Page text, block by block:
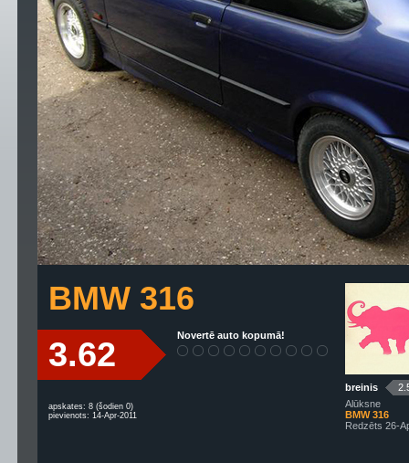
BMW 316
3.62 Novertē auto kopumā!
apskates: 8 (šodien 0)
pievienots: 14-Apr-2011
breinis
Alūksne
BMW 316
Redzēts 26-